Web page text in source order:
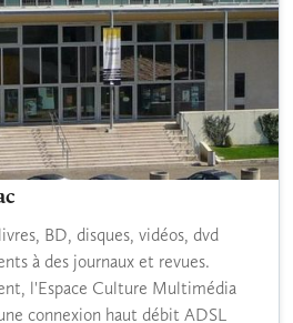
BD, disques, vidéos, dvd
à des journaux et revues.
l'Espace Culture Multimédia
connexion haut débit ADSL